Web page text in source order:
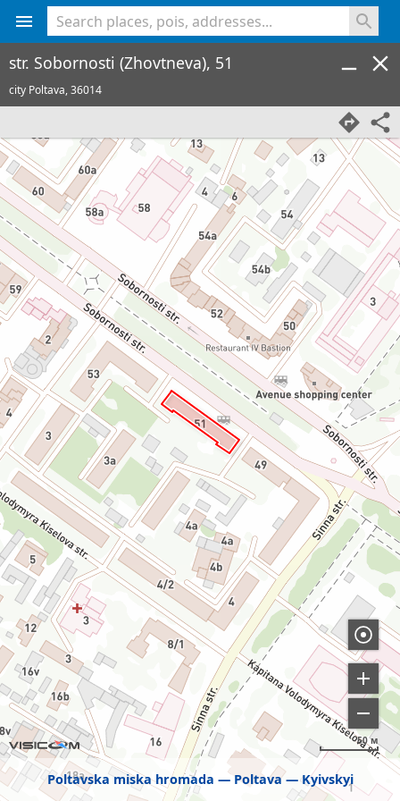
Poltavska miska hromada Poltava Kyivskyi
50 м
str. Sobornosti (Zhovtneva), 51
city Poltava,36014
<% console.log(hcard) %>